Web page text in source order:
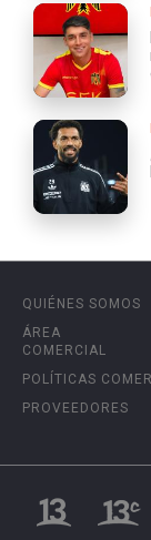
QUIÉNES SOMOS
ÁREA
COMERCIAL
POLÍTICAS
PROVEEDORES